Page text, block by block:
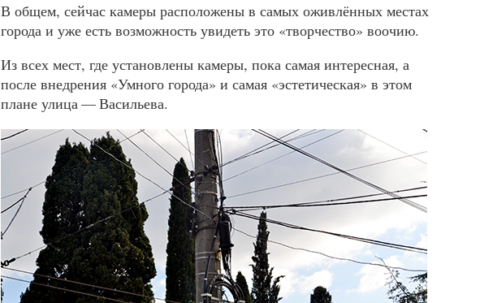
В общем, сейчас камеры расположены в самых оживлённых местах
города и уже есть возможность увидеть это «творчество» воочию.
Из всех мест, где установлены камеры, пока самая интересная, а
после внедрения «Умного города» и самая «эстетическая» в этом
плане улица — Васильева.